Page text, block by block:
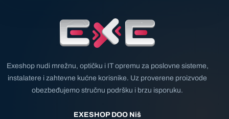
Exeshop nudi mrežnu, optičku i IT opremu za poslovne sisteme,
instalatere i zahtevne kućne korisnike. Uz proverene proizvode
obezbeđujemo stručnu podršku i brzu isporuku.
EXESHOP DOO Niš